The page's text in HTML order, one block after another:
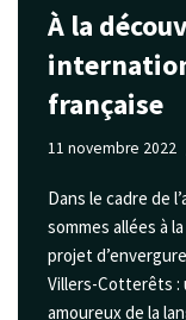
À la
française
11 novembre 2022
Dans le cadre de
sommes allées à
projet
Villers-Cotterêts :
amoureux de la